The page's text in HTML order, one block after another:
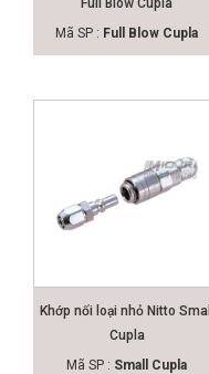
Full Blow Cupla
Mã SP : Full Blow Cupla
Khớp nối loại nhỏ Nitto Small
Cupla
Mã SP : Small Cupla